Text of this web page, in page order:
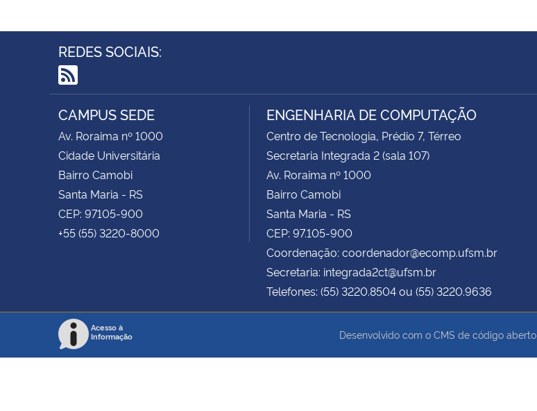
REDES SOCIAIS:
RSS
CAMPUS SEDE
Av. Roraima nº 1000
Cidade Universitária
Bairro Camobi
Santa Maria - RS
CEP: 97105-900
+55 (55) 3220-8000
ENGENHARIA DE COMPUTAÇÃO
Centro de Tecnologia, Prédio 7, Térreo
Secretaria Integrada 2 (sala 107)
Av. Roraima nº 1000
Bairro Camobi
Santa Maria - RS
CEP: 97.105-900
Coordenação: coordenador@ecomp.ufsm.br
Secretaria: integrada2ct@ufsm.br
Telefones: (55) 3220.8504 ou (55) 3220.9636
Acesso à
Informação
Desenvolvido com o CMS de código aberto